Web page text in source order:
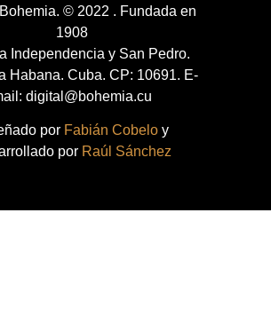
© 2022 . Fundada en
1908
Independencia y San Pedro.
Habana. Cuba. CP: 10691. E-
digital@bohemia.cu
por Fabián Cobelo y
por Raúl Sánchez